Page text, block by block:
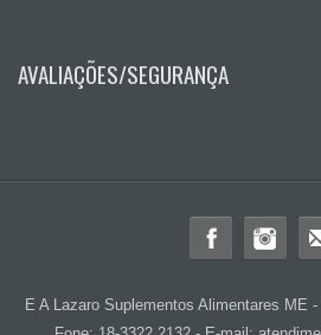
AVALIAÇÕES/SEGURANÇA
E A Lazaro Suplementos Alimentares ME